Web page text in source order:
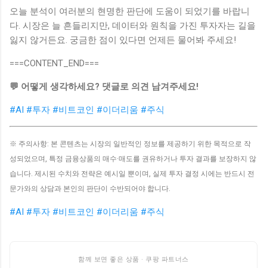
오늘 분석이 여러분의 현명한 판단에 도움이 되었기를 바랍니
다. 시장은 늘 흔들리지만, 데이터와 원칙을 가진 투자자는 길을
잃지 않거든요. 궁금한 점이 있다면 언제든 물어봐 주세요!
===CONTENT_END===
💬 어떻게 생각하세요? 댓글로 의견 남겨주세요!
#AI #투자 #비트코인 #이더리움 #주식
※ 주의사항: 본 콘텐츠는 시장의 일반적인 정보를 제공하기 위한 목적으로 작
성되었으며, 특정 금융상품의 매수·매도를 권유하거나 투자 결과를 보장하지 않
습니다. 제시된 수치와 전략은 예시일 뿐이며, 실제 투자 결정 시에는 반드시 전
문가와의 상담과 본인의 판단이 수반되어야 합니다.
#AI #투자 #비트코인 #이더리움 #주식
함께 보면 좋은 상품 · 쿠팡 파트너스